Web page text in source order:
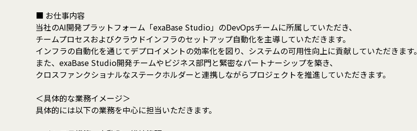
■ お仕事内容
当社のAI開発プラットフォーム「exaBase Studio」のDevOpsチームに所属していただき、
チームプロセスおよびクラウドインフラのセットアップ自動化を主導していただきます。
インフラの自動化を通じてデプロイメントの効率化を図り、システムの可用性向上に貢献していただきます。
また、exaBase Studio開発チームやビジネス部門と緊密なパートナーシップを築き、
クロスファンクショナルなステークホルダーと連携しながらプロジェクトを推進していただきます。
＜具体的な業務イメージ＞
具体的には以下の業務を中心に担当いただきます。